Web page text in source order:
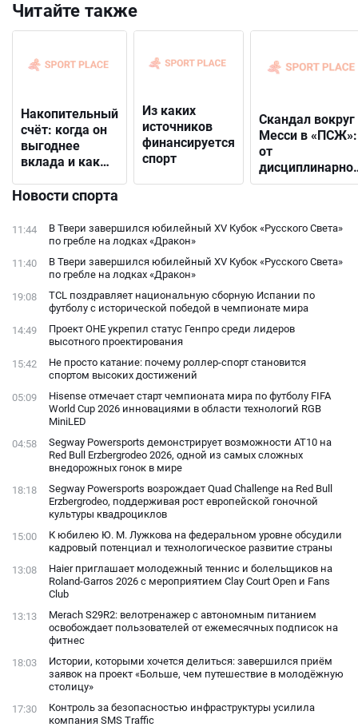
Читайте также
Накопительный
счёт: когда он
выгоднее
вклада и как
подходящий
Из каких
источников
финансируется
спорт
Скандал вокруг
Месси в «ПСЖ»:
от
решения до
фанатами
Новости спорта
11:44
В Твери завершился юбилейный XV Кубок «Русского Света»
по гребле на лодках «Дракон»
11:40
В Твери завершился юбилейный XV Кубок «Русского Света»
по гребле на лодках «Дракон»
19:08
TCL поздравляет национальную сборную Испании по
футболу с исторической победой в чемпионате мира
14:49
Проект ОНЕ укрепил статус Генпро среди лидеров
высотного проектирования
15:42
Не просто катание: почему роллер-спорт становится
спортом высоких достижений
05:09
Hisense отмечает старт чемпионата мира по футболу FIFA
World Cup 2026 инновациями в области технологий RGB
MiniLED
04:58
Segway Powersports демонстрирует возможности AT10 на
Red Bull Erzbergrodeo 2026, одной из самых сложных
внедорожных гонок в мире
18:18
Segway Powersports возрождает Quad Challenge на Red Bull
Erzbergrodeo, поддерживая рост европейской гоночной
культуры квадроциклов
15:00
К юбилею Ю. М. Лужкова на федеральном уровне обсудили
кадровый потенциал и технологическое развитие страны
13:08
Haier приглашает молодежный теннис и болельщиков на
Roland-Garros 2026 с мероприятием Clay Court Open и Fans
Club
13:13
Merach S29R2: велотренажер с автономным питанием
освобождает пользователей от ежемесячных подписок на
фитнес
18:03
Истории, которыми хочется делиться: завершился приём
заявок на проект «Больше, чем путешествие в молодёжную
столицу»
17:30
Контроль за безопасностью инфраструктуры усилила
компания SMS Traffic